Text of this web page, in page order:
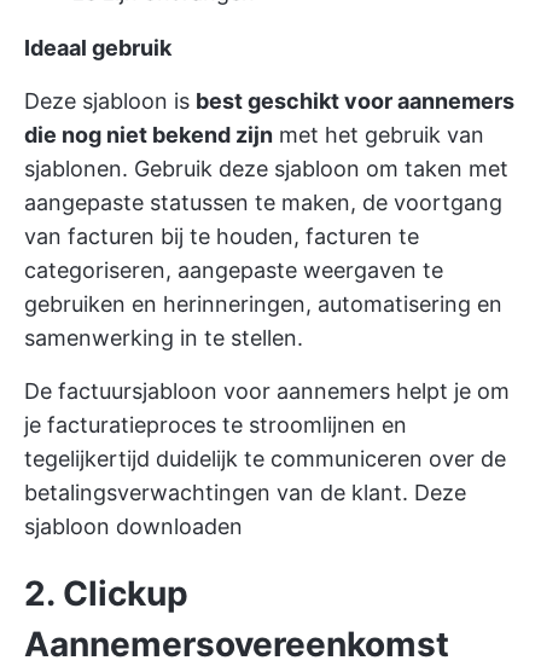
Ideaal gebruik
Deze sjabloon is best geschikt voor aannemers
die nog niet bekend zijn met het gebruik van
sjablonen. Gebruik deze sjabloon om taken met
aangepaste statussen te maken, de voortgang
van facturen bij te houden, facturen te
categoriseren, aangepaste weergaven te
gebruiken en herinneringen, automatisering en
samenwerking in te stellen.
De factuursjabloon voor aannemers helpt je om
je facturatieproces te stroomlijnen en
tegelijkertijd duidelijk te communiceren over de
betalingsverwachtingen van de klant. Deze
sjabloon downloaden
2. Clickup
Aannemersovereenkomst